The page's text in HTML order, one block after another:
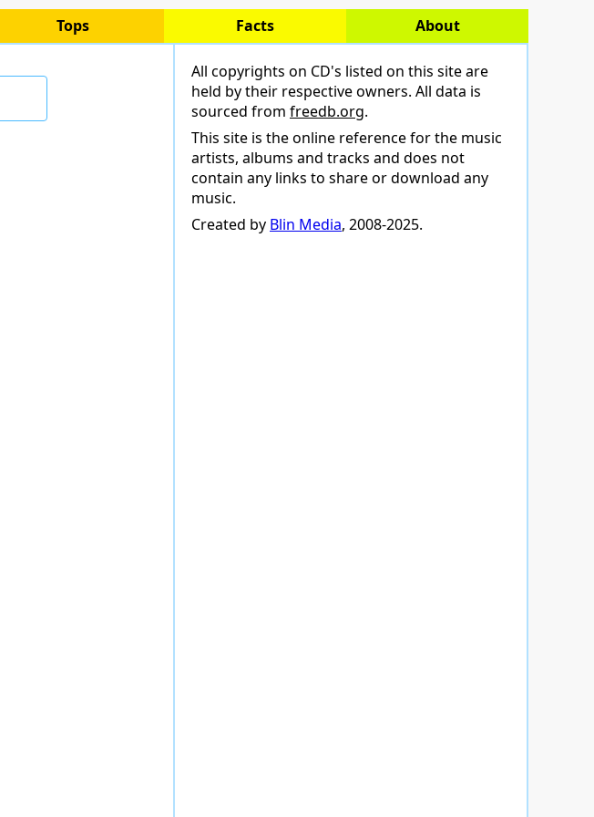
Tops Facts About
All copyrights on CD's listed on this site are
held by their respective owners. All data is
sourced from freedb.org.
This site is the online reference for the music
artists, albums and tracks and does not
contain any links to share or download any
music.
Created by Blin Media, 2008-2025.